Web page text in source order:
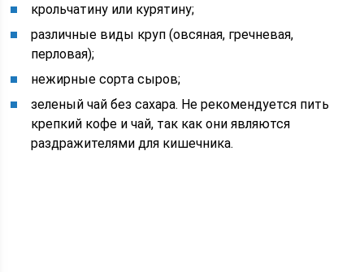
крольчатину или курятину;
различные виды круп (овсяная, гречневая,
перловая);
нежирные сорта сыров;
зеленый чай без сахара. Не рекомендуется пить
крепкий кофе и чай, так как они являются
раздражителями для кишечника.